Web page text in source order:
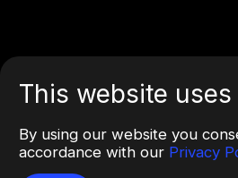
This website
By using our website you
accordance with our Privacy